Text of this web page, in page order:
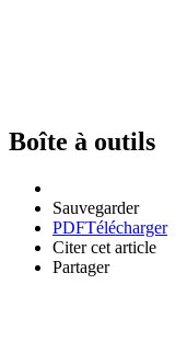
Boîte à outils
Sauvegarder
PDFTélécharger
Citer cet article
Partager